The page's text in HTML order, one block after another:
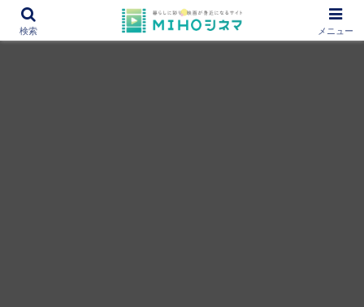
12000作品を紹介！あなたの映画図書館『MIHOシネマ』
検索 メニュー